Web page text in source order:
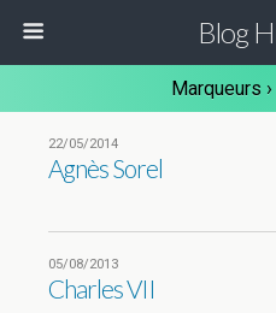
Blog
Marqueurs
22/05/2014
Agnès Sorel
05/08/2013
Charles VII